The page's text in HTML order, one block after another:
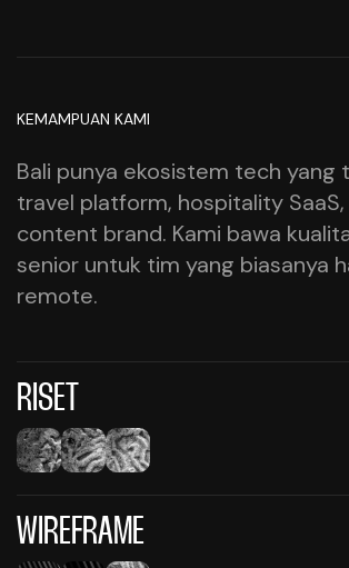
KEMAMPUAN KAMI
Bali punya ekosistem tech yang
travel platform, hospitality
content brand. Kami bawa
senior untuk tim yang biasanya
remote.
RISET
WIREFRAME